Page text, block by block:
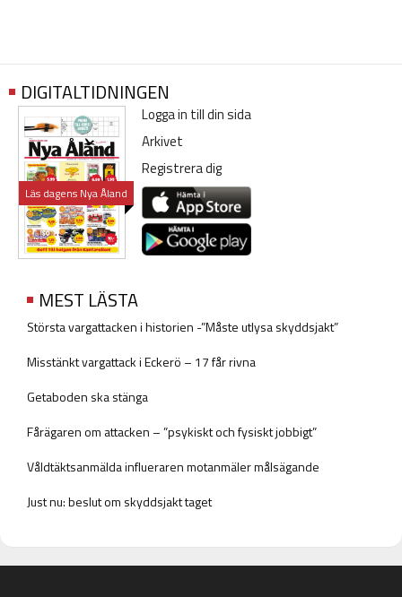
DIGITALTIDNINGEN
Läs dagens Nya Åland
Logga in till din sida
Arkivet
Registrera dig
MEST LÄSTA
Största vargattacken i historien -”Måste utlysa skyddsjakt”
Misstänkt vargattack i Eckerö – 17 får rivna
Getaboden ska stänga
Fårägaren om attacken – ”psykiskt och fysiskt jobbigt”
Våldtäktsanmälda influeraren motanmäler målsägande
Just nu: beslut om skyddsjakt taget